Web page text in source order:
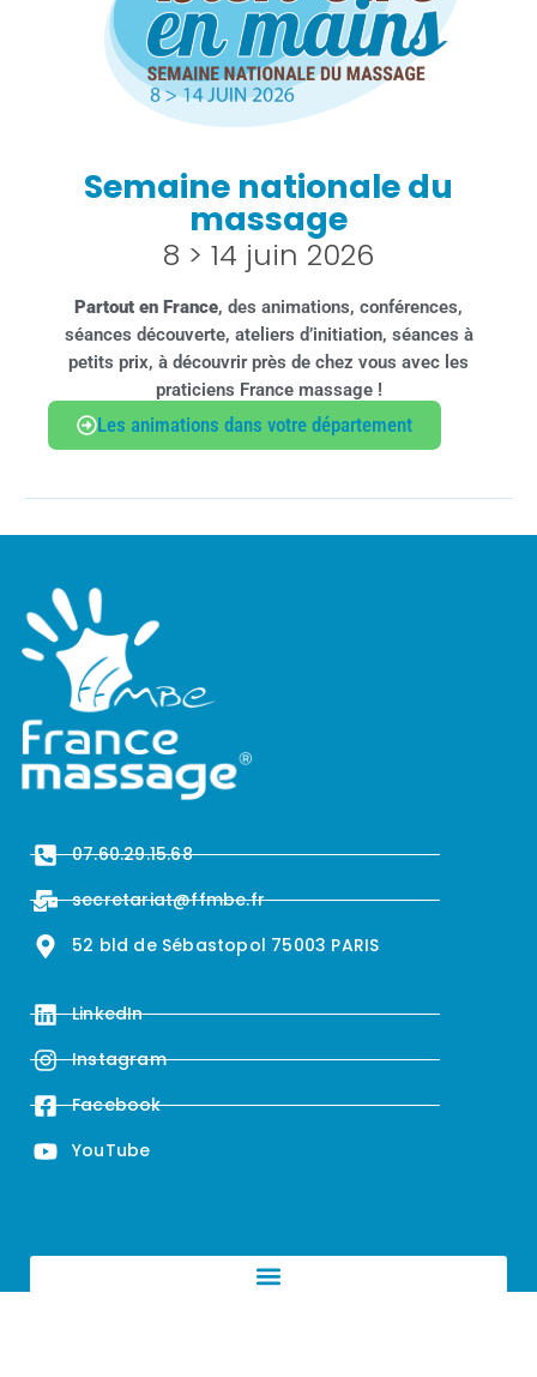
Semaine nationale du
massage
8 > 14 juin 2026
Partout en France, des animations, conférences,
séances découverte, ateliers d’initiation, séances à
petits prix, à découvrir près de chez vous avec les
praticiens France massage !
Les animations dans votre département
07.60.29.15.68
secretariat@ffmbe.fr
52 bld de Sébastopol 75003 PARIS
LinkedIn
Instagram
Facebook
YouTube